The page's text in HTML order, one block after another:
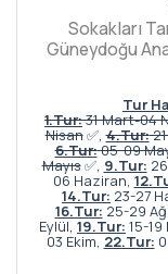
Sokakları
Güneydoğu
Tur
1.Tur:31 Mart-04
Nisan✅,4.Tur:
6.Tur:05-09
Mayıs✅, 9.Tur:
06 Haziran,
14.Tur: 23-27
16.Tur: 25-29
Eylül, 19.Tur: 15-19
03 Ekim, 22.Tur: